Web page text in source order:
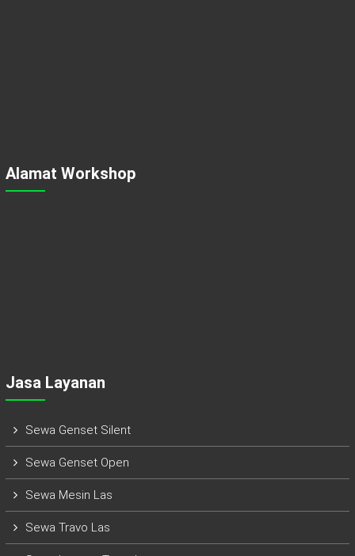
Alamat Workshop
Jasa Layanan
Sewa Genset Silent
Sewa Genset Open
Sewa Mesin Las
Sewa Travo Las